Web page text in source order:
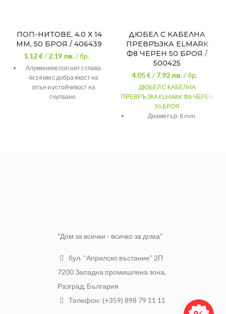
ПОП-НИТОВЕ, 4.0 Х 14
ММ, 50 БРОЯ / 406439
1.12 €/2.19лв./ бр.
Алуминиев поп нит с глава
4х14 мм с добра якост на
опън и устойчивост на
счупване.
ДЮБЕЛ С КАБЕЛНА
ПРЕВРЪЗКА ELMARK
Ф8 ЧЕРЕН 50 БРОЯ /
500425
4.05 €/7.92лв./ бр.
ДЮБЕЛ С КАБЕЛНА
ПРЕВРЪЗКА ELMARK Ф8 ЧЕРЕН
50 БРОЯ
Диаметър: 8 mm
"Дом за всички - всичко за дома"
бул. “Априлско въстание” 2П
7200 Западна промишлена зона,
Разград, България
Телефон: (+359) 898 79 11 11